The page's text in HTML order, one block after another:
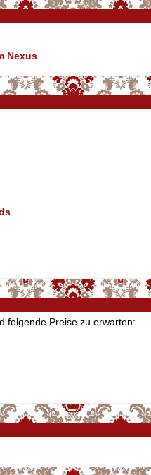
Nexus
folgende Preise zu erwarten: